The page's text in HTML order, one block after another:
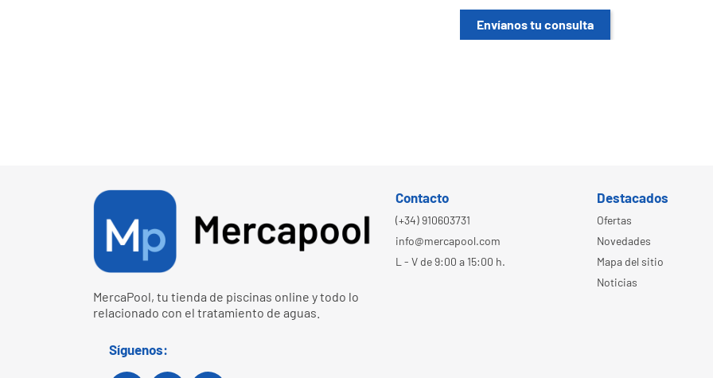
Envíanos tu consulta
MercaPool, tu tienda de piscinas online y todo lo
relacionado con el tratamiento de aguas.
Síguenos:
Contacto
(+34) 910603731
info@mercapool.com
L - V de 9:00 a 15:00 h.
Destacados
Ofertas
Novedades
Mapa del sitio
Noticias